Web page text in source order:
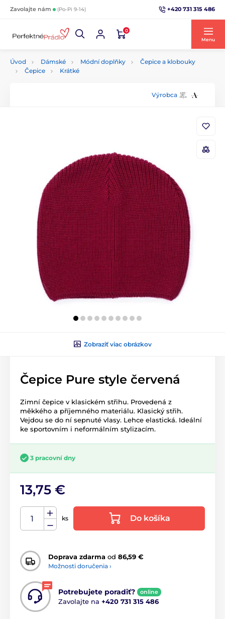
Zavolajte nám (Po-Pi 9-14) +420 731 315 486
0
Menu
Úvod Dámské Módní doplňky
Čepice a klobouky
Čepice
Krátké
Výrobca
Zobraziť viac obrázkov
Čepice Pure style červená
Zimní čepice v klasickém střihu. Provedená z
měkkého a příjemného materiálu. Klasický střih.
Vejdou se do ní sepnuté vlasy. Lehce elastická. Ideální
ke sportovním i neformálním stylizacím.
3 pracovní dny
13,75 €
ks Do košíka
Doprava zdarma od 86,59 €
Možnosti doručenia ›
Potrebujete poradiť? online
Zavolajte na +420 731 315 486